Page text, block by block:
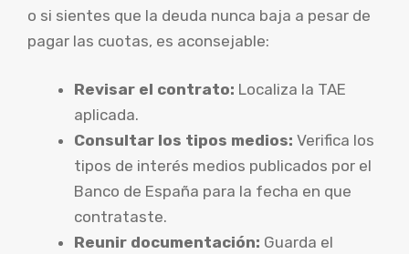
o si sientes que la deuda nunca baja a pesar de
pagar las cuotas, es aconsejable:
Revisar el contrato: Localiza la TAE
aplicada.
Consultar los tipos medios: Verifica los
tipos de interés medios publicados por el
Banco de España para la fecha en que
contrataste.
Reunir documentación: Guarda el